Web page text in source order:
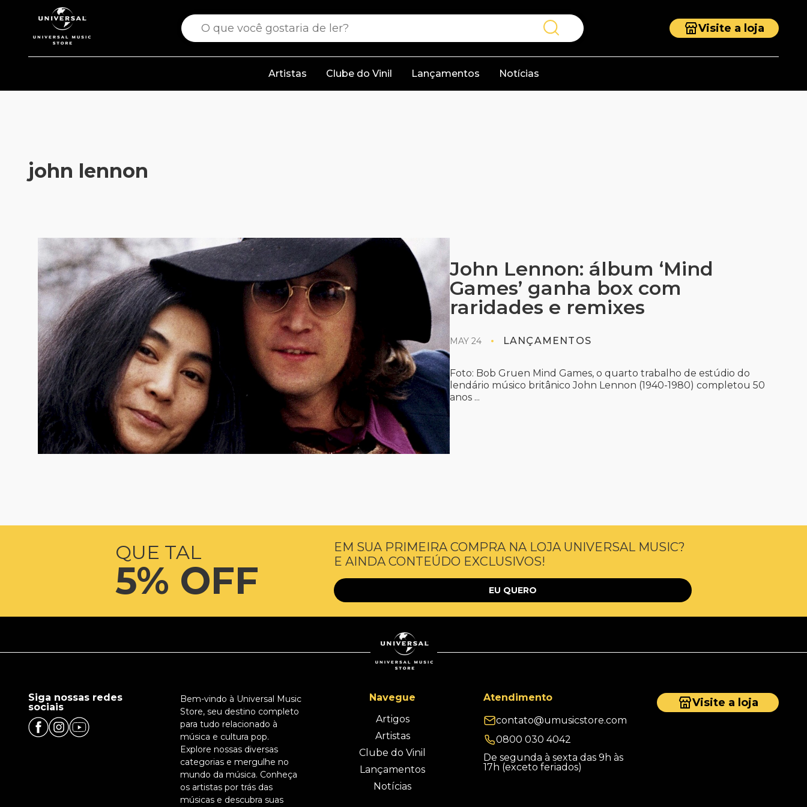
Visite a loja
Artistas Clube do Vinil Lançamentos Notícias
john lennon
John Lennon: álbum ‘Mind
Games’ ganha box com
raridades e remixes
MAY 24 LANÇAMENTOS
Foto: Bob Gruen Mind Games, o quarto trabalho de estúdio do
lendário músico britânico John Lennon (1940-1980) completou 50
anos ...
QUE TAL
5% OFF
EM SUA PRIMEIRA COMPRA NA LOJA UNIVERSAL MUSIC?
E AINDA CONTEÚDO EXCLUSIVOS!
EU QUERO
Siga nossas redes
sociais
Bem-vindo à Universal Music
Store, seu destino completo
para tudo relacionado à
música e cultura pop.
Explore nossas diversas
categorias e mergulhe no
mundo da música. Conheça
os artistas por trás das
músicas e descubra suas
Navegue
Artigos
Artistas
Clube do Vinil
Lançamentos
Notícias
Atendimento
contato@umusicstore.com
0800 030 4042
De segunda à sexta das 9h às
17h (exceto feriados)
Visite a loja